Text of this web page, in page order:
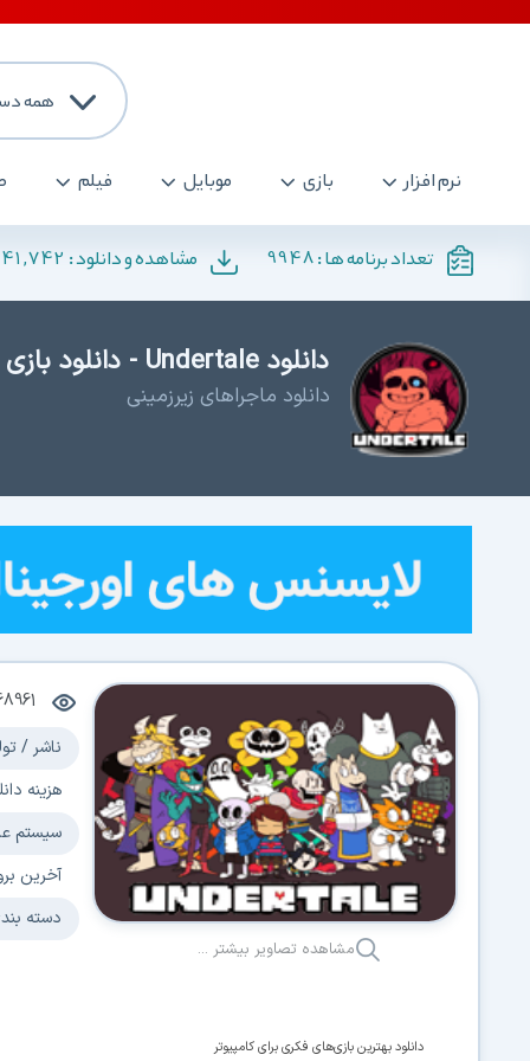
همه
نرم افزار بازی موبایل فیلم
تعداد برنامه ها :9948 مشاهده و دانلود :
دانلود Undertale - دانلود بازی فکری و معمایی برای کامپیوتر
دانلود ماجراهای زیرزمینی
مشاهده تصاویر بیشتر ...
ناشر /
هزینه
سیستم
آخرین
دسته
دانلود بهترین بازی‌های فکری برای کامپیوتر